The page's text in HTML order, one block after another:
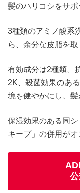
髪のハリコシをサポ
3種類のアミノ酸系
ら、余分な皮脂を取
有効成分は2種類、
2K、殺菌効果のあ
境を健やかにし、髪
保湿効果のある同
キープ」の併用がオ